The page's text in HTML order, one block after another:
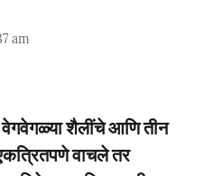
am
शैलींचे आणि तीन
वाचले तर